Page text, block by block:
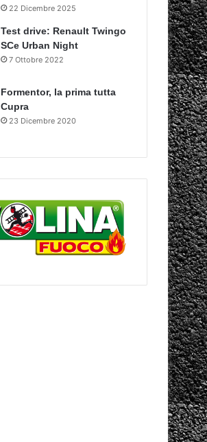
22 Dicembre 2025
Test drive: Renault Twingo
SCe Urban Night
7 Ottobre 2022
Formentor, la prima tutta
Cupra
23 Dicembre 2020